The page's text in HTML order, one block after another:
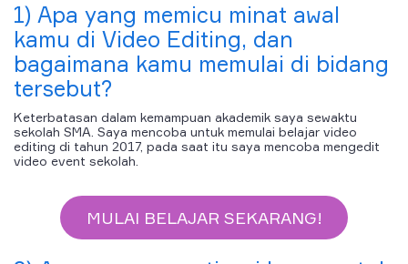
1) Apa yang memicu minat awal
kamu di Video Editing, dan
bagaimana kamu memulai di bidang
tersebut?
Keterbatasan dalam kemampuan akademik saya sewaktu
sekolah SMA. Saya mencoba untuk memulai belajar video
editing di tahun 2017, pada saat itu saya mencoba mengedit
video event sekolah.
MULAI BELAJAR SEKARANG!